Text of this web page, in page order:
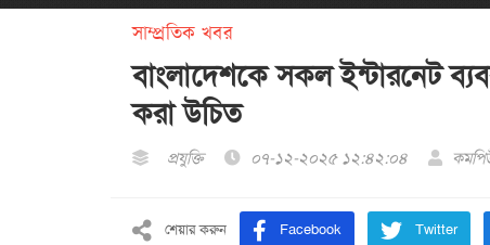
সাম্প্রতিক খবর
বাংলাদেশকে সকল ইন্টারনেট
করা উচিত
প্রযুক্তি ০৭-১২-২০২৫ ১২:৪২:০৪
শেয়ার করুন Facebook Twitter